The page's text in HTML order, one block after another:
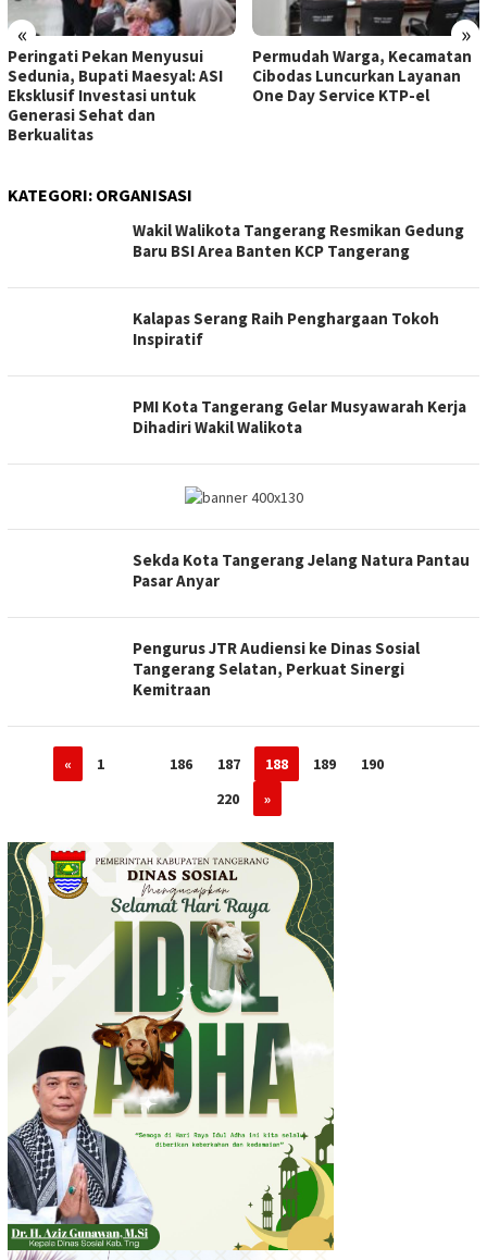
« »
Peringati Pekan Menyusui
Sedunia, Bupati Maesyal: ASI
Eksklusif Investasi untuk
Generasi Sehat dan
Berkualitas
Permudah Warga, Kecamatan
Cibodas Luncurkan Layanan
One Day Service KTP-el
KATEGORI: ORGANISASI
Wakil Walikota Tangerang Resmikan Gedung
Baru BSI Area Banten KCP Tangerang
Kalapas Serang Raih Penghargaan Tokoh
Inspiratif
PMI Kota Tangerang Gelar Musyawarah Kerja
Dihadiri Wakil Walikota
Sekda Kota Tangerang Jelang Natura Pantau
Pasar Anyar
Pengurus JTR Audiensi ke Dinas Sosial
Tangerang Selatan, Perkuat Sinergi
Kemitraan
« 1 186 187 188 189 190
220
»